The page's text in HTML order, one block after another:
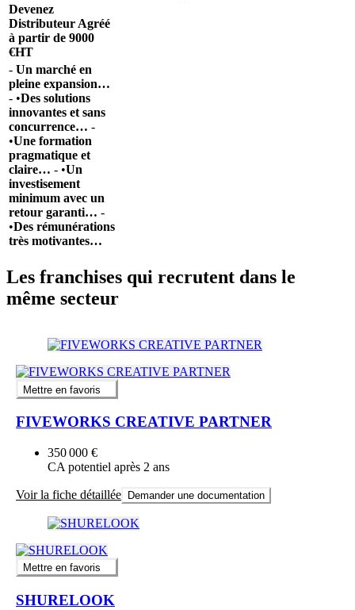
Devenez
Distributeur Agréé
à partir de 9000
€HT
- Un marché en
pleine expansion…
- •Des solutions
innovantes et sans
concurrence… -
•Une formation
pragmatique et
claire… - •Un
investisement
minimum avec un
retour garanti… -
•Des rémunérations
très motivantes…
Les franchises qui recrutent dans le
même secteur
Mettre en favoris
FIVEWORKS CREATIVE PARTNER
350 000 €
CA potentiel après 2 ans
Voir la fiche détaillée Demander une documentation
Mettre en favoris
SHURELOOK